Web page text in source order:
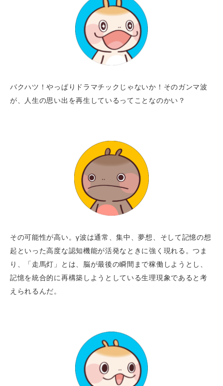
バクハツ！やっぱりドラマチックじゃないか！そのガンマ波
が、人生の思い出を再生しているってことなのかい？
その可能性が高い。γ波は通常、集中、夢想、そして記憶の想
起といった高度な認知機能が活発なときに強く現れる。つま
り、「走馬灯」とは、脳が最後の瞬間まで稼働しようとし、
記憶を統合的に再構築しようとしている生理現象であると考
えられるんだ。